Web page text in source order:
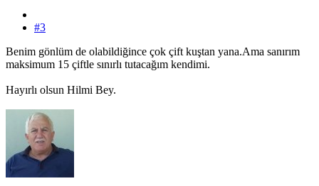
#3
Benim gönlüm de olabildiğince çok çift kuştan yana.Ama sanırım
maksimum 15 çiftle sınırlı tutacağım kendimi.
Hayırlı olsun Hilmi Bey.